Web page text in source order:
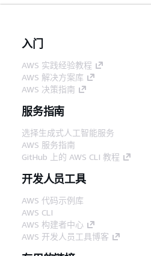
入门
AWS 实践经验教程
AWS 解决方案库
AWS 决策指南
服务指南
选择生成式人工智能服务
AWS 服务指南
GitHub 上的 AWS CLI 教程
开发人员工具
AWS 代码示例库
AWS CLI
AWS 构建者中心
AWS 开发人员工具博客